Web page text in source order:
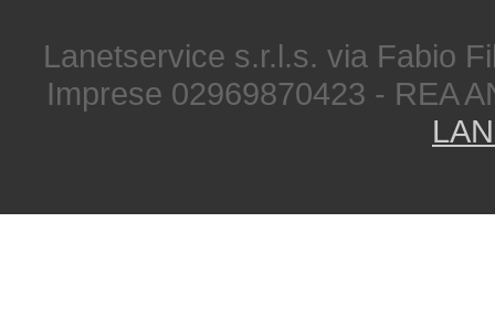
Lanetservice s.r.l.s. via Fabio
Imprese 02969870423 - REA